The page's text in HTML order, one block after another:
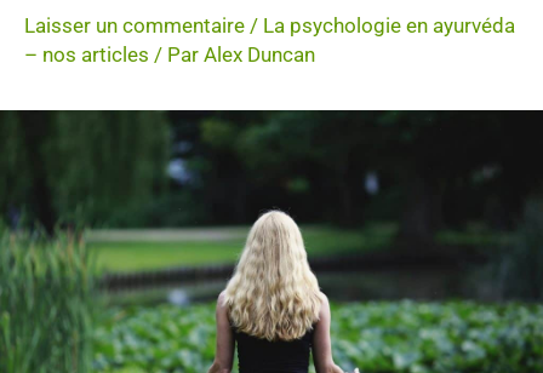
Laisser un commentaire / La psychologie en ayurvéda
– nos articles / Par Alex Duncan